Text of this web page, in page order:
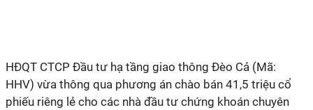
HĐQT CTCP Đầu tư hạ tầng giao thông Đèo Cả (Mã:
HHV) vừa thông qua phương án chào bán 41,5 triệu cổ
phiếu riêng lẻ cho các nhà đầu tư chứng khoán chuyên